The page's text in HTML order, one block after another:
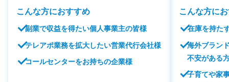
こんな方におすすめ
副業で収益を得たい個人事業主の皆様
テレアポ業務を拡大したい営業代行会社様
コールセンターをお持ちの企業様
こんな方に
在庫を持た
海外ブラン
不安がある
子育てや家